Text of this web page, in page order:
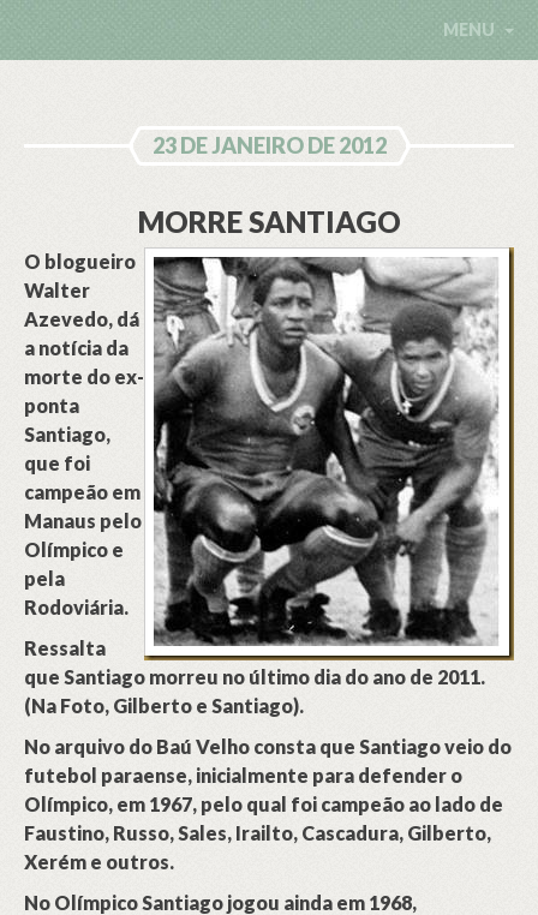
MENU
23 DE JANEIRO DE 2012
MORRE SANTIAGO
O blogueiro
Walter
Azevedo, dá
a notícia da
morte do ex-
ponta
Santiago,
que foi
campeão em
Manaus pelo
Olímpico e
pela
Rodoviária.
Ressalta
que Santiago morreu no último dia do ano de 2011.
(Na Foto, Gilberto e Santiago).
No arquivo do Baú Velho consta que Santiago veio do
futebol paraense, inicialmente para defender o
Olímpico, em 1967, pelo qual foi campeão ao lado de
Faustino, Russo, Sales, Irailto, Cascadura, Gilberto,
Xerém e outros.
No Olímpico Santiago jogou ainda em 1968,